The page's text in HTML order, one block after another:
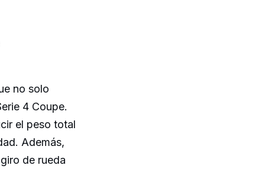
no solo
4 Coupe.
el peso total
Además,
de rueda